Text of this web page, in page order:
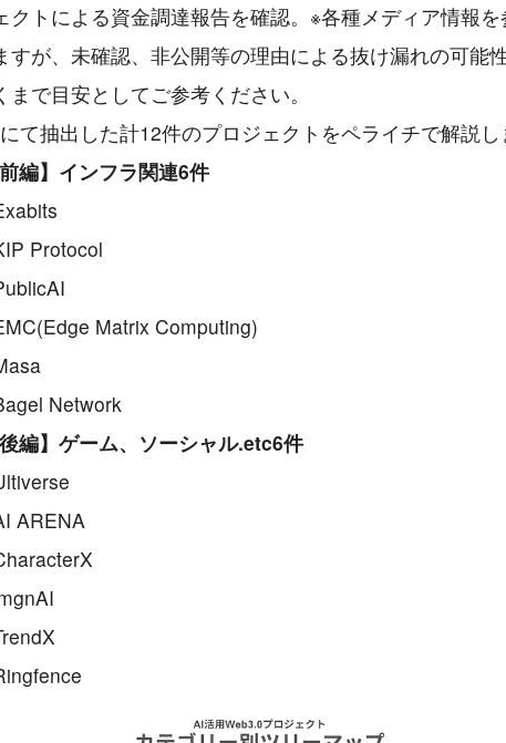
クトによる資金調達報告を確認。※各種メディア情報
すが、未確認、非公開等の理由による抜け漏れの可能
まで目安としてご参考ください。
て抽出した計12件のプロジェクトをペライチで解説し
前編】インフラ関連6件
Protocol
Matrix Computing)
Network
後編】ゲーム、ソーシャル.etc6件
ARENA